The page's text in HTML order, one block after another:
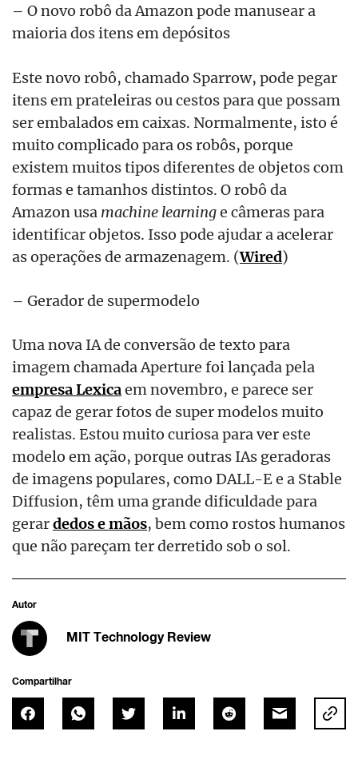
– O novo robô da Amazon pode manusear a
maioria dos itens em depósitos
Este novo robô, chamado Sparrow, pode pegar
itens em prateleiras ou cestos para que possam
ser embalados em caixas. Normalmente, isto é
muito complicado para os robôs, porque
existem muitos tipos diferentes de objetos com
formas e tamanhos distintos. O robô da
Amazon usa machine learninge câmeras para
identificar objetos. Isso pode ajudar a acelerar
as operações de armazenagem. (Wired)
– Gerador de supermodelo
Uma nova IA de conversão de texto para
imagem chamada Aperture foi lançada pela
empresaLexicaem novembro, e parece ser
capaz de gerar fotos de super modelos muito
realistas. Estou muito curiosa para ver este
modelo em ação, porque outras IAs geradoras
de imagens populares, como DALL-E e a Stable
Diffusion, têm uma grande dificuldade para
gerardedos e mãos, bem como rostos humanos
que não pareçam ter derretido sob o sol.
Autor
MIT Technology Review
Compartilhar